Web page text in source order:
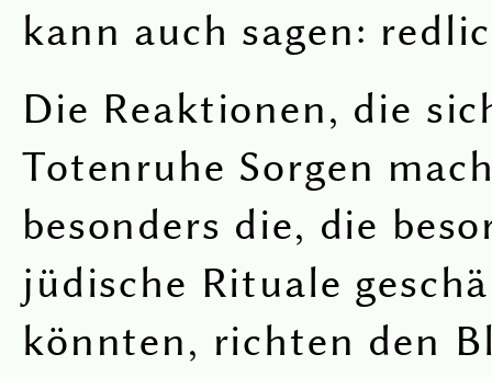
kann auch sagen:
Die Reaktionen, die
Totenruhe Sorgen
besonders die, die
jüdische Rituale
könnten, richten den